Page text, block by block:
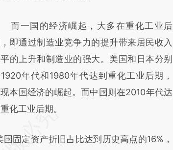
和校验。
一国的经济崛起，大多在重化工业后
即通过制造业竞争力的提升带来居民收入
的上升和制造业的强大。美国和日本分别
年代和1980年代达到重化工业后期，
本国经济的崛起。而中国则在2010年代达
化工业后期。
定资产折旧占比达到历史高点的16%，